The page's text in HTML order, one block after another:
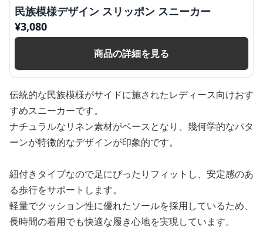
民族模様デザイン スリッポン スニーカー
¥3,080
商品の詳細を見る
伝統的な民族模様がサイドに施されたレディース向けおす
すめスニーカーです。
ナチュラルなリネン素材がベースとなり、幾何学的なパタ
ーンが特徴的なデザインが印象的です。
紐付きタイプなので足にぴったりフィットし、安定感のあ
る歩行をサポートします。
軽量でクッション性に優れたソールを採用しているため、
長時間の着用でも快適な履き心地を実現しています。